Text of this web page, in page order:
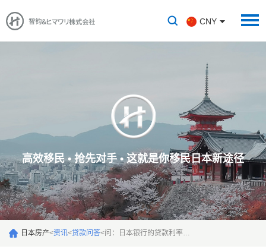
CNY
高效移民 • 抢先对手 • 这就是你移民日本新途径
日本房产<资讯<贷款问答< 问：日本银行的贷款利率是多少？